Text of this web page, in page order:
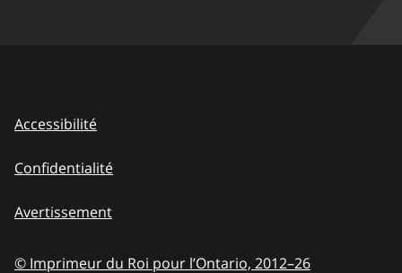
Accessibilité
Confidentialité
Avertissement
© Imprimeur du Roi pour l’Ontario, 2012–26